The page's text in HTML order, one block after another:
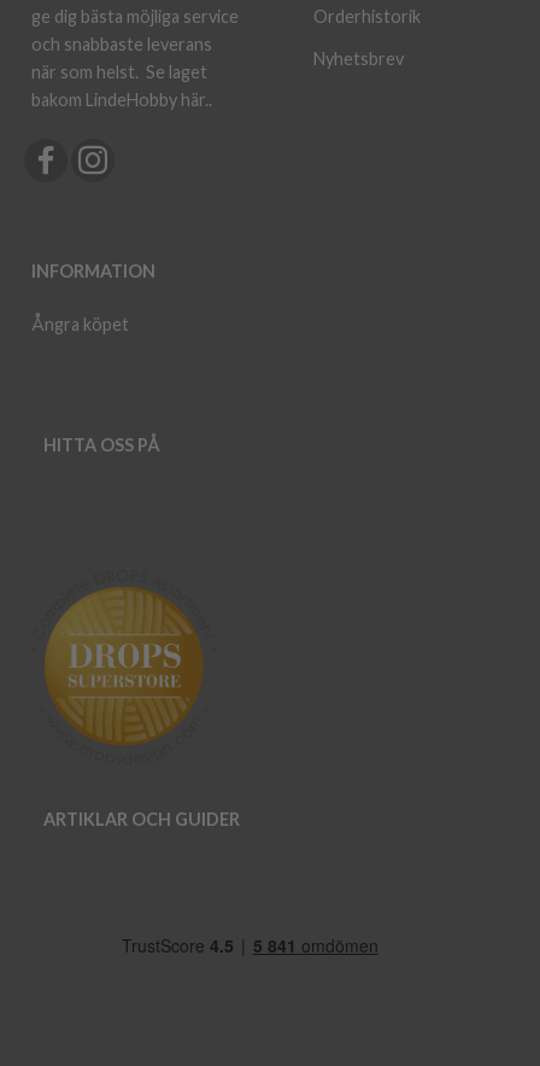
ge dig bästa möjliga service
och snabbaste leverans
när som helst. Se laget
bakom LindeHobby här..
INFORMATION
Ångra köpet
Orderhistorik
Nyhetsbrev
HITTA OSS PÅ
ARTIKLAR OCH GUIDER